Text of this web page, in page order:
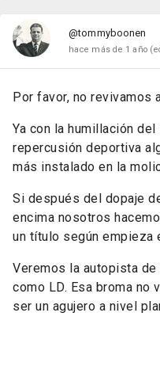
@tommyboonen
hace más de 1 año
Por favor, no revivamos
Ya con la humillación
repercusión deportiva
más instalado en la
Si después del dopaje
encima nosotros
un título según empieza
Veremos la autopista
como LD. Esa broma no
ser un agujero a nivel